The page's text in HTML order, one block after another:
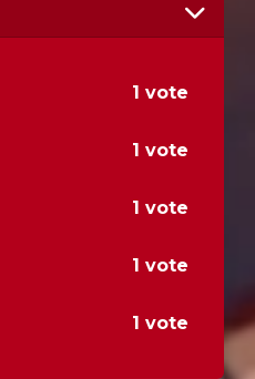
1 vote
1 vote
1 vote
1 vote
1 vote